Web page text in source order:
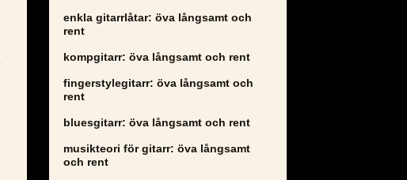
enkla gitarrlåtar: öva långsamt och
rent
kompgitarr: öva långsamt och rent
fingerstylegitarr: öva långsamt och
rent
bluesgitarr: öva långsamt och rent
musikteori för gitarr: öva långsamt
och rent